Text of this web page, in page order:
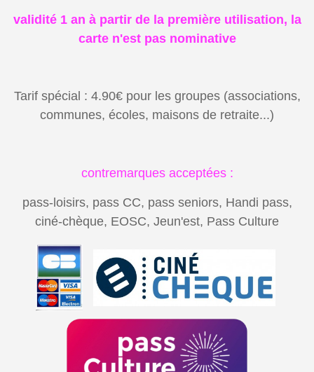
validité 1 an à partir de la première utilisation, la
carte n'est pas nominative
Tarif spécial : 4.90€ pour les groupes (associations,
communes, écoles, maisons de retraite...)
contremarques acceptées :
pass-loisirs, pass CC, pass seniors, Handi pass,
ciné-chèque, EOSC, Jeun'est, Pass Culture